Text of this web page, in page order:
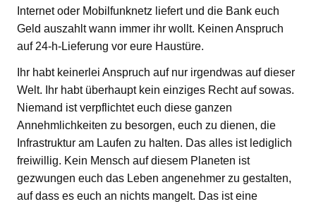
Internet oder Mobilfunknetz liefert und die Bank euch
Geld auszahlt wann immer ihr wollt. Keinen Anspruch
auf 24-h-Lieferung vor eure Haustüre.
Ihr habt keinerlei Anspruch auf nur irgendwas auf dieser
Welt. Ihr habt überhaupt kein einziges Recht auf sowas.
Niemand ist verpflichtet euch diese ganzen
Annehmlichkeiten zu besorgen, euch zu dienen, die
Infrastruktur am Laufen zu halten. Das alles ist lediglich
freiwillig. Kein Mensch auf diesem Planeten ist
gezwungen euch das Leben angenehmer zu gestalten,
auf dass es euch an nichts mangelt. Das ist eine